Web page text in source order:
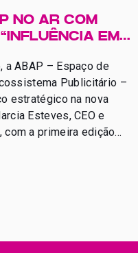
NO AR COM
EM
a ABAP – Espaço de
Publicitário –
estratégico na nova
Esteves, CEO e
com a primeira edição